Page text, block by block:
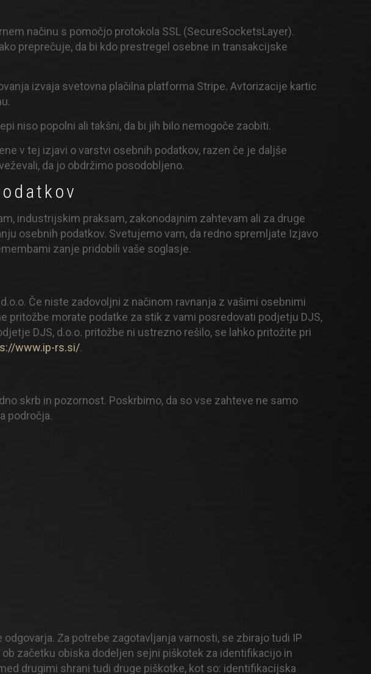
načinu s pomočjo protokola SSL (SecureSocketsLayer).
preprečuje, da bi kdo prestregel osebne in transakcijske
izvaja svetovna plačilna platforma Stripe. Avtorizacije kartic
niso popolni ali takšni, da bi jih bilo nemogoče zaobiti.
v tej izjavi o varstvi osebnih podatkov, razen če je daljše
da jo obdržimo posodobljeno.
industrijskim praksam, zakonodajnim zahtevam ali za druge
osebnih podatkov. Svetujemo vam, da redno spremljate Izjavo
zanje pridobili vaše soglasje.
Če niste zadovoljni z načinom ravnanja z vašimi osebnimi
pritožbe morate podatke za stik z vami posredovati podjetju DJS,
DJS, d.o.o. pritožbe ni ustrezno rešilo, se lahko pritožite pri
www.ip-rs.si/.
skrb in pozornost. Poskrbimo, da so vse zahteve ne samo
področja.
Za potrebe zagotavljanja varnosti, se zbirajo tudi IP
začetku obiska dodeljen sejni piškotek za identifikacijo in
drugimi shrani tudi druge piškotke, kot so: identifikacijska